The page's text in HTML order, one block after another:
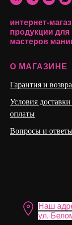
Время
Подходит в
интернет-
продукции для
мастеров
О МАГАЗИНЕ
Гарантия и
Условия доставки
оплаты
Вопросы и
Наш
ул. Бело